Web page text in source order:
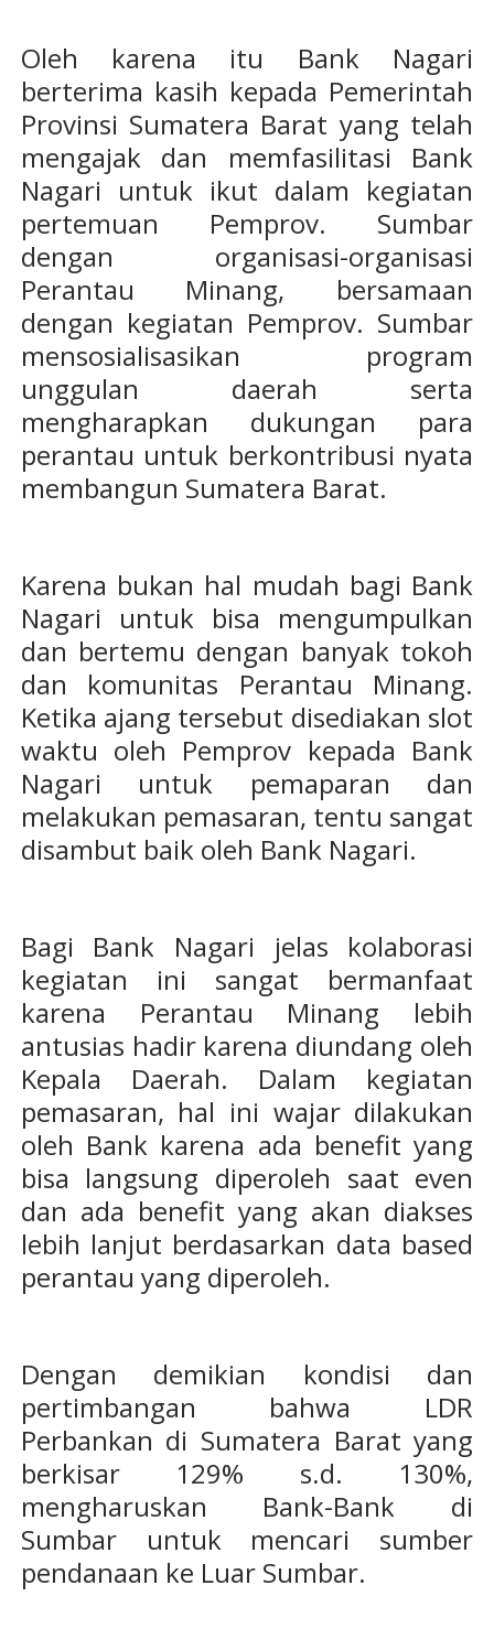
Oleh karena itu Bank Nagari
berterima kasih kepada Pemerintah
Provinsi Sumatera Barat yang telah
mengajak dan memfasilitasi Bank
Nagari untuk ikut dalam kegiatan
pertemuan Pemprov. Sumbar
dengan organisasi-organisasi
Perantau Minang, bersamaan
dengan kegiatan Pemprov. Sumbar
mensosialisasikan program
unggulan daerah serta
mengharapkan dukungan para
perantau untuk berkontribusi nyata
membangun Sumatera Barat.
Karena bukan hal mudah bagi Bank
Nagari untuk bisa mengumpulkan
dan bertemu dengan banyak tokoh
dan komunitas Perantau Minang.
Ketika ajang tersebut disediakan slot
waktu oleh Pemprov kepada Bank
Nagari untuk pemaparan dan
melakukan pemasaran, tentu sangat
disambut baik oleh Bank Nagari.
Bagi Bank Nagari jelas kolaborasi
kegiatan ini sangat bermanfaat
karena Perantau Minang lebih
antusias hadir karena diundang oleh
Kepala Daerah. Dalam kegiatan
pemasaran, hal ini wajar dilakukan
oleh Bank karena ada benefit yang
bisa langsung diperoleh saat even
dan ada benefit yang akan diakses
lebih lanjut berdasarkan data based
perantau yang diperoleh.
Dengan demikian kondisi dan
pertimbangan bahwa LDR
Perbankan di Sumatera Barat yang
berkisar 129% s.d. 130%,
mengharuskan Bank-Bank di
Sumbar untuk mencari sumber
pendanaan ke Luar Sumbar.